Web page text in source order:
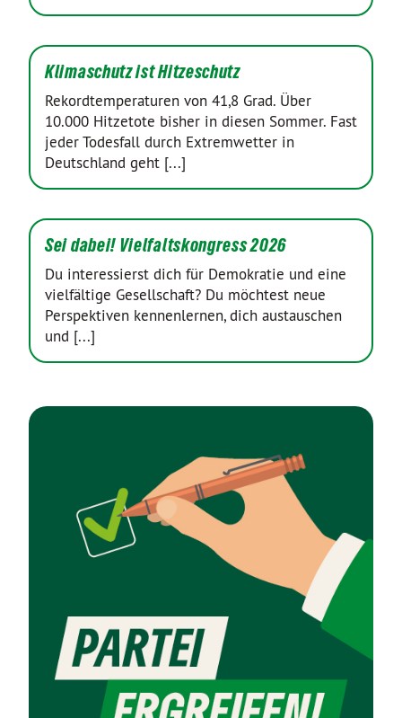
Klimaschutz ist Hitzeschutz
Rekordtemperaturen von 41,8 Grad. Über
10.000 Hitzetote bisher in diesen Sommer. Fast
jeder Todesfall durch Extremwetter in
Deutschland geht [...]
Sei dabei! Vielfaltskongress 2026
Du interessierst dich für Demokratie und eine
vielfältige Gesellschaft? Du möchtest neue
Perspektiven kennenlernen, dich austauschen
und [...]